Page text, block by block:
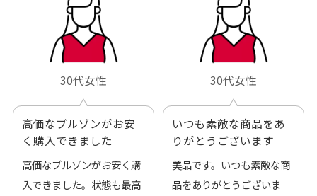
30代女性
高価なブルゾンがお安
く購入できました
高価なブルゾンがお安く購
入できました。状態も最高
30代女性
いつも素敵な商品をあ
りがとうございます
美品です。いつも素敵な商
品をありがとうございま